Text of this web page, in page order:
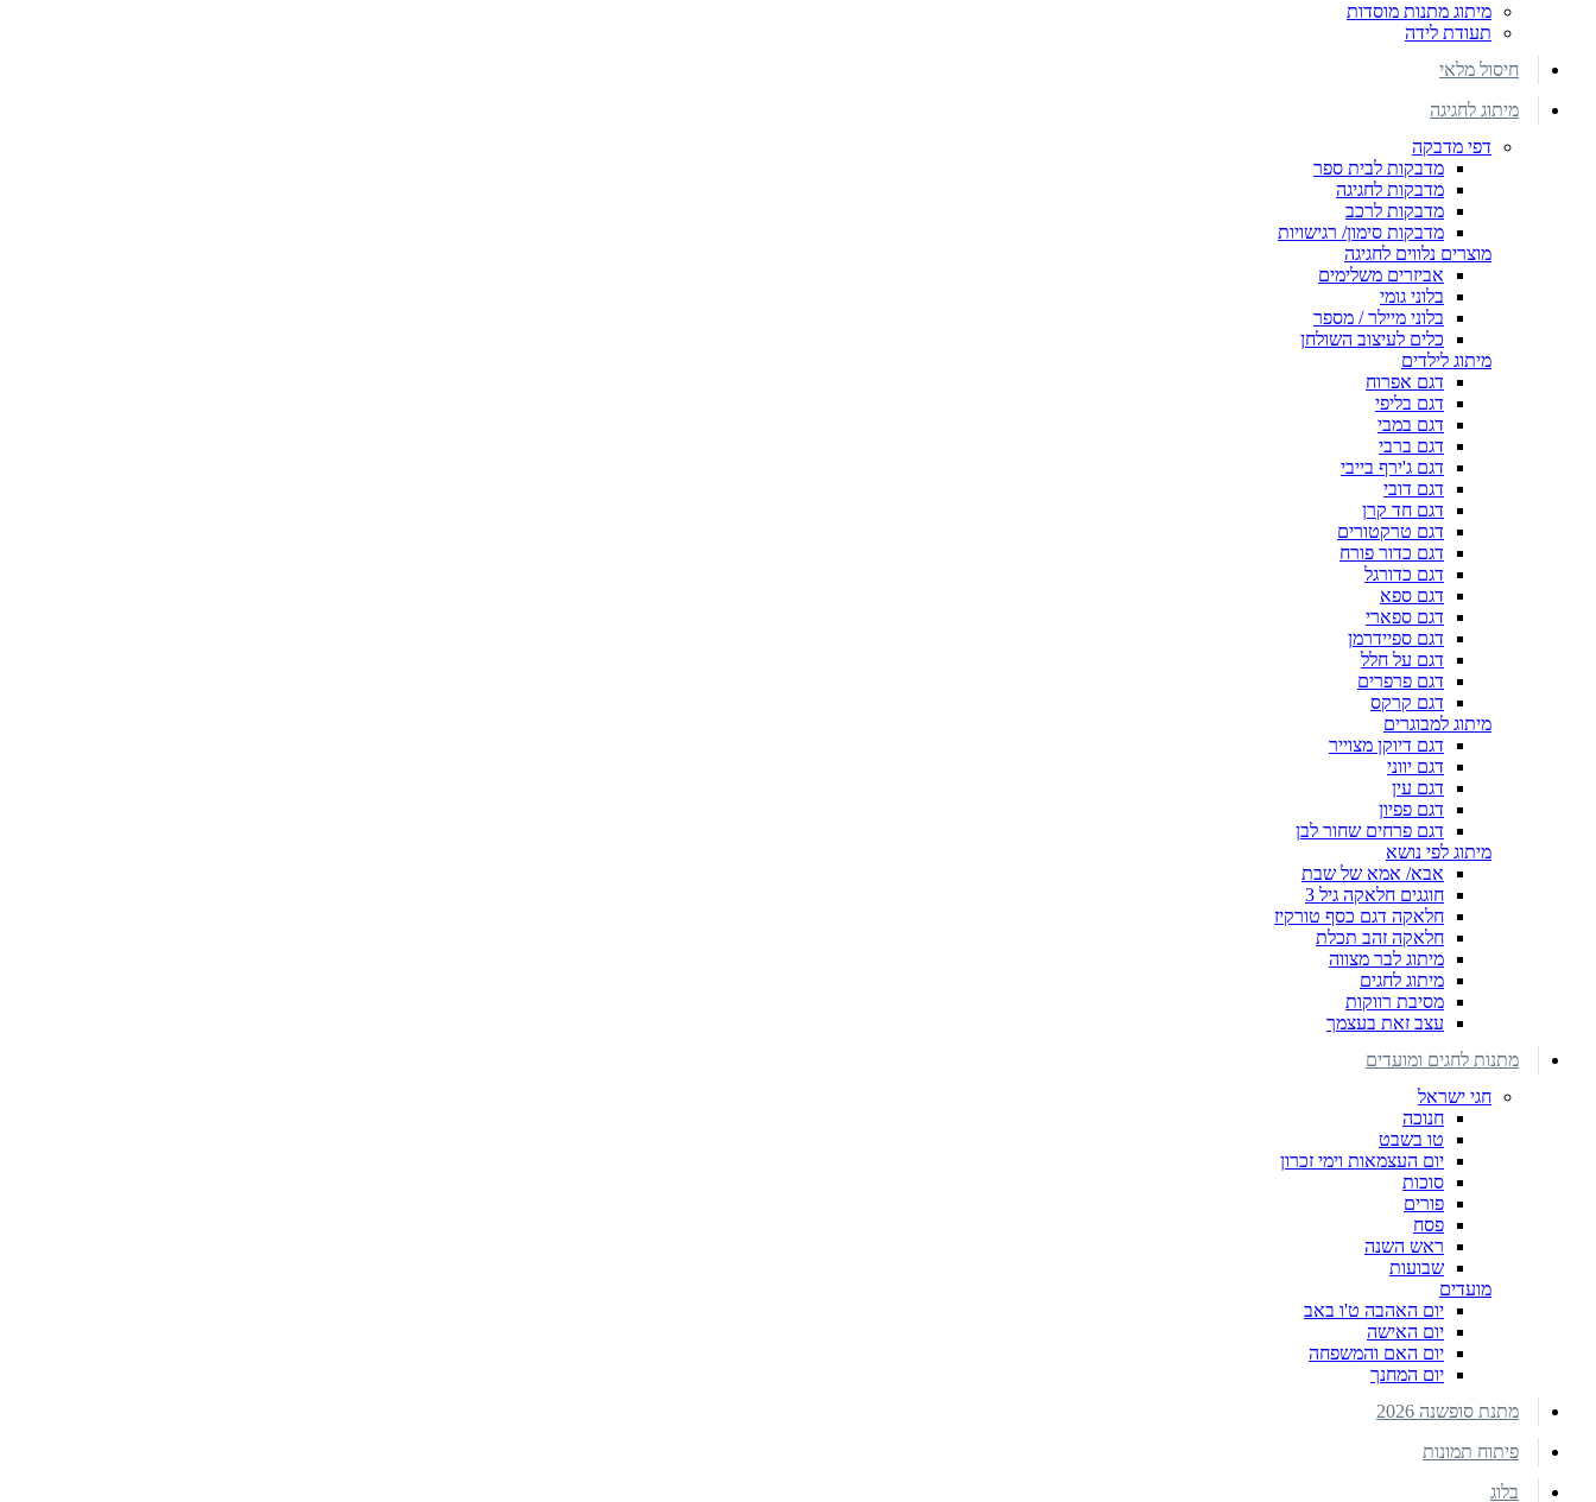
מיתוג מתנות מוסדות
תעודת לידה
חיסול מלאי
מיתוג לחגיגה
דפי מדבקה
מדבקות לבית ספר
מדבקות לחגיגה
מדבקות לרכב
מדבקות סימון/ רגישויות
מוצרים נלווים לחגיגה
אביזרים משלימים
בלוני גומי
בלוני מיילר / מספר
כלים לעיצוב השולחן
מיתוג לילדים
דגם אפרוח
דגם בליפי
דגם במבי
דגם ברבי
דגם ג'ירף בייבי
דגם דובי
דגם חד קרן
דגם טרקטורים
דגם כדור פורח
דגם כדורגל
דגם ספא
דגם ספארי
דגם ספיידרמן
דגם על חלל
דגם פרפרים
דגם קרקס
מיתוג למבוגרים
דגם דיוקן מצוייר
דגם יווני
דגם עין
דגם פפיון
דגם פרחים שחור לבן
מיתוג לפי נושא
אבא/ אמא של שבת
חוגגים חלאקה גיל 3
חלאקה דגם כסף טורקיז
חלאקה זהב תכלת
מיתוג לבר מצווה
מיתוג לחגים
מסיבת רווקות
עצב זאת בעצמך
מתנות לחגים ומועדים
חגי ישראל
חנוכה
טו בשבט
יום העצמאות וימי זכרון
סוכות
פורים
פסח
ראש השנה
שבועות
מועדים
יום האהבה ט'ו באב
יום האישה
יום האם והמשפחה
יום המחנך
מתנת סופשנה 2026
פיתוח תמונות
בלוג